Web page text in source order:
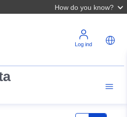
How do you know?
Log ind